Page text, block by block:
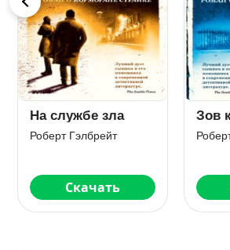
Зов кукушки
Роберт Гэлбрейт
Скачать